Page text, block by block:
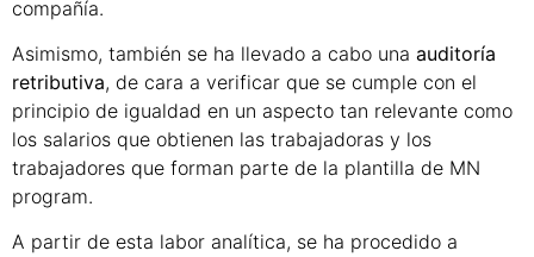
compañía.
Asimismo, también se ha llevado a cabo una auditoría
retributiva, de cara a verificar que se cumple con el
principio de igualdad en un aspecto tan relevante como
los salarios que obtienen las trabajadoras y los
trabajadores que forman parte de la plantilla de MN
program.
A partir de esta labor analítica, se ha procedido a